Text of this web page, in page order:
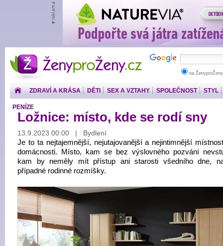
ŽenyproŽeny.cz
na
ZDRAVÍ A KRÁSA DĚTI SEX A VZTAHY SPOLEČNOST STYL
PENÍZE
Ložnice: místo, kde se rodí sny
13.9.2023 00:00 | Bydlení
Je to ta nejtajemnější, nejutajovanější a nejintimnější
domácnosti. Místo, kam se bez výslovného pozvání
kam by neměly mít přístup ani starosti všedního dne,
případné rodinné rozmíšky.